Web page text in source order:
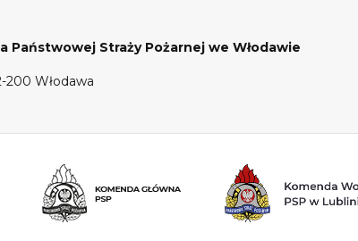
Państwowej Straży Pożarnej we Włodawie
200 Włodawa